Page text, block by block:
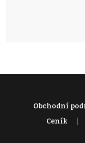
Obchodní
Ceník